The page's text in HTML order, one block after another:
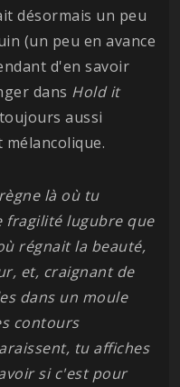
désormais un peu
(un peu en avance
d'en savoir
dans Hold it
aussi
là où tu
fragilité lugubre que
régnait la beauté,
et, craignant de
dans un moule
contours
tu affiches
si c'est pour